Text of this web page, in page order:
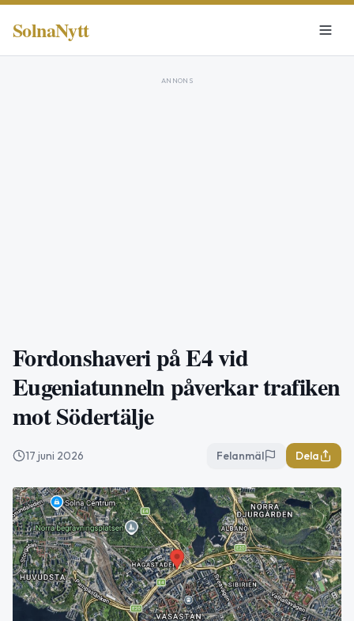
SolnaNytt
ANNONS
Fordonshaveri på E4 vid
Eugeniatunneln påverkar trafiken
mot Södertälje
17 juni 2026 Felanmäl Dela